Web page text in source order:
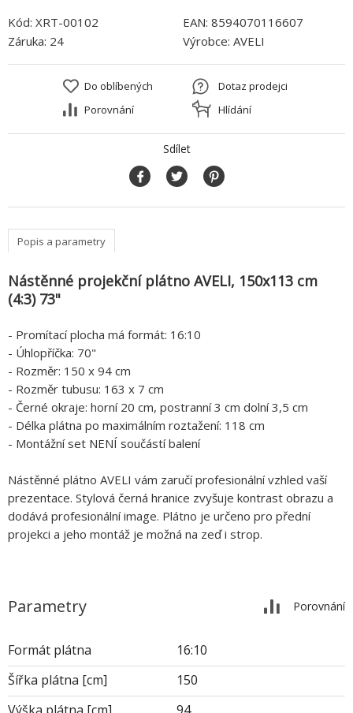
Kód: XRT-00102 EAN: 8594070116607
Záruka: 24 Výrobce: AVELI
Do oblíbených
Porovnání
Dotaz prodejci
Hlídání
Sdílet
Popis a parametry
Nástěnné projekční plátno AVELI, 150x113 cm
(4:3) 73"
- Promítací plocha má formát: 16:10
- Úhlopříčka: 70"
- Rozměr: 150 x 94 cm
- Rozměr tubusu: 163 x 7 cm
- Černé okraje: horní 20 cm, postranní 3 cm dolní 3,5 cm
- Délka plátna po maximálním roztažení: 118 cm
- Montážní set NENÍ součástí balení
Nástěnné plátno AVELI vám zaručí profesionální vzhled vaší
prezentace. Stylová černá hranice zvyšuje kontrast obrazu a
dodává profesionální image. Plátno je určeno pro přední
projekci a jeho montáž je možná na zeď i strop.
Parametry Porovnání
Formát plátna
16:10
Šířka plátna [cm]
150